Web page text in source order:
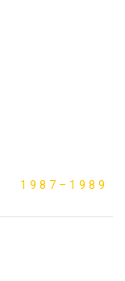
1 9 8 7 – 1 9 8 9